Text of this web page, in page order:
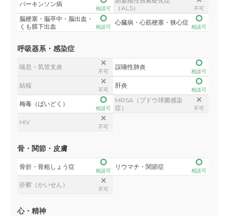
パーキンソン病
相談可
（ALS）
不可
脳梗塞・脳卒中・脳出血・
くも膜下出血
相談可
心臓病・心筋梗塞・狭心症
相談可
呼吸器系・感染症
喘息・気管支炎
不可
誤嚥性肺炎
相談可
結核
不可
肝炎
相談可
梅毒（ばいどく）
相談可
MRSA（ブドウ球菌感染
症）
不可
HIV
不可
骨・関節・皮膚
骨折・骨粗しょう症
相談可
リウマチ・関節症
相談可
疥癬（かいせん）
不可
心・精神